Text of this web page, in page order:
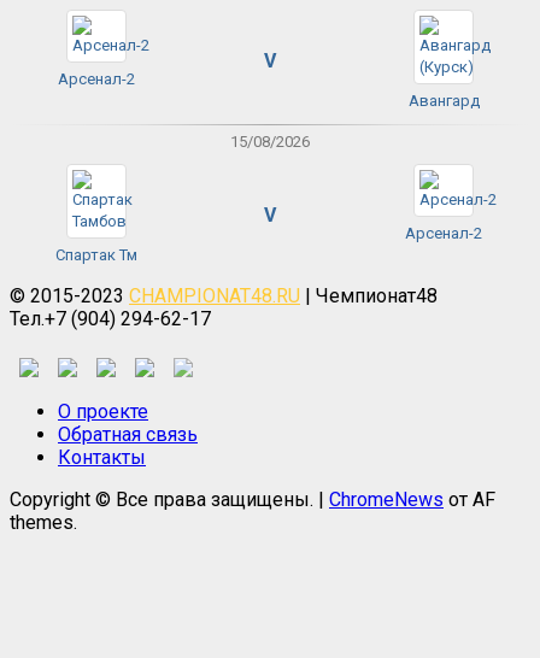
Арсенал-2
V
Авангард
15/08/2026
Спартак Тм
V
Арсенал-2
© 2015-2023 CHAMPIONAT48.RU | Чемпионат48
Тел.+7 (904) 294-62-17
О проекте
Обратная связь
Контакты
Copyright © Все права защищены.
ChromeNews от AF
themes.